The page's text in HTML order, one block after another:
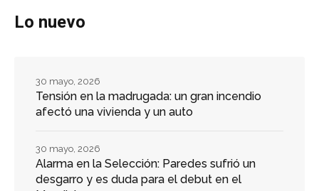
Lo nuevo
Tensión en la madrugada: un gran incendio
afectó una vivienda y un auto
30 mayo, 2026
Alarma en la Selección: Paredes sufrió un
desgarro y es duda para el debut en el
30 mayo, 2026